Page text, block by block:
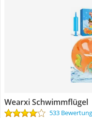
Wearxi Schwimmflügel
533